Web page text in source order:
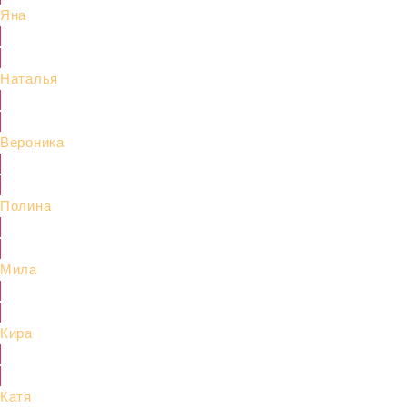
Яна
Наталья
Вероника
Полина
Мила
Кира
Катя